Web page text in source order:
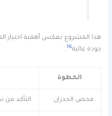
هذا المشروع يعكس أهمية اختيار
جودة عالية16
.
الخطوة
فحص الجدران التأكد من